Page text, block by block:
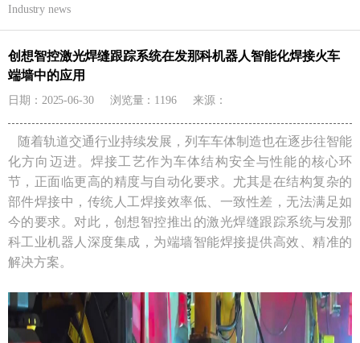
Industry news
创想智控激光焊缝跟踪系统在发那科机器人智能化焊接火车
端墙中的应用
日期：2025-06-30 浏览量：1196 来源：
随着轨道交通行业持续发展，列车车体制造也在逐步往智能
化方向迈进。焊接工艺作为车体结构安全与性能的核心环
节，正面临更高的精度与自动化要求。尤其是在结构复杂的
部件焊接中，传统人工焊接效率低、一致性差，无法满足如
今的要求。对此，创想智控推出的激光焊缝跟踪系统与发那
科工业机器人深度集成，为端墙智能焊接提供高效、精准的
解决方案。